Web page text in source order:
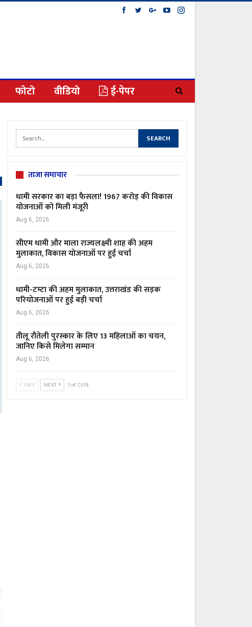
फोटो वीडियो ई-पेपर
ताजा समाचार
धामी सरकार का बड़ा फैसला! 1967 करोड़ की विकास
योजनाओं को मिली मंजूरी
Aug 6, 2026
सीएम धामी और माला राज्यलक्ष्मी शाह की अहम
मुलाकात, विकास योजनाओं पर हुई चर्चा
Aug 6, 2026
धामी-टम्टा की अहम मुलाकात, उत्तराखंड की सड़क
परियोजनाओं पर हुई बड़ी चर्चा
Aug 6, 2026
तीलू रौतेली पुरस्कार के लिए 13 महिलाओं का चयन,
जानिए किसे मिलेगा सम्मान
Aug 6, 2026
PREV NEXT 1 of 7,319